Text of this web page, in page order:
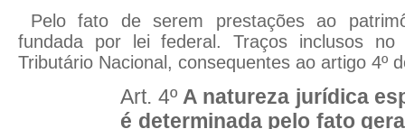
Pelo fato de serem prestações ao
fundada por lei federal. Traços inclusos no
Tributário Nacional, consequentes ao artigo 4º
Art. 4ºA natureza jurídica
é determinada pelo fato